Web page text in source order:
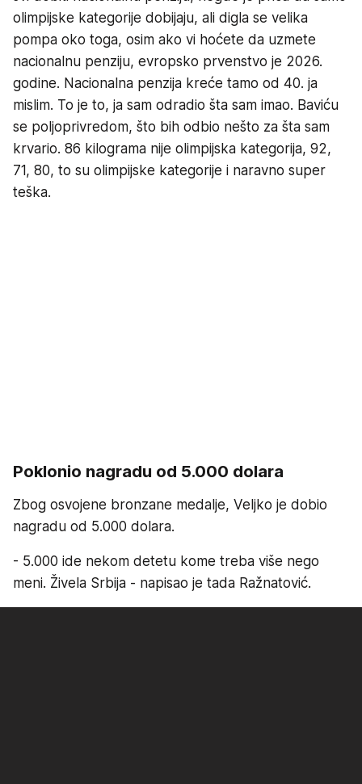
olimpijske kategorije dobijaju, ali digla se velika
pompa oko toga, osim ako vi hoćete da uzmete
nacionalnu penziju, evropsko prvenstvo je 2026.
godine. Nacionalna penzija kreće tamo od 40. ja
mislim. To je to, ja sam odradio šta sam imao. Baviću
se poljoprivredom, što bih odbio nešto za šta sam
krvario. 86 kilograma nije olimpijska kategorija, 92,
71, 80, to su olimpijske kategorije i naravno super
teška.
Poklonio nagradu od 5.000 dolara
Zbog osvojene bronzane medalje, Veljko je dobio
nagradu od 5.000 dolara.
- 5.000 ide nekom detetu kome treba više nego
meni. Živela Srbija - napisao je tada Ražnatović.